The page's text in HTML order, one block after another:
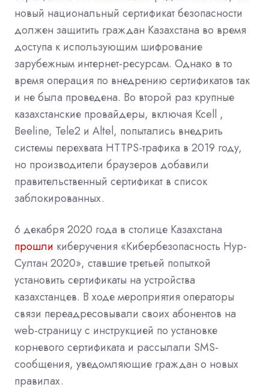
новый национальный сертификат безопасности
должен защитить граждан Казахстана во время
доступа к использующим шифрование
зарубежным интернет-ресурсам. Однако в то
время операция по внедрению сертификатов так
и не была проведена. Во второй раз крупные
казахстанские провайдеры, включая Kcell ,
Beeline, Tele2 и Altel, попытались внедрить
системы перехвата HTTPS-трафика в 2019 году,
но производители браузеров добавили
правительственный сертификат в список
заблокированных.
6 декабря 2020 года в столице Казахстана
прошли киберучения «Кибербезопасность Нур-
Султан 2020», ставшие третьей попыткой
установить сертификаты на устройства
казахстанцев. В ходе мероприятия операторы
связи переадресовывали своих абонентов на
web-страницу с инструкцией по установке
корневого сертификата и рассылали SMS-
сообщения, уведомляющие граждан о новых
правилах.